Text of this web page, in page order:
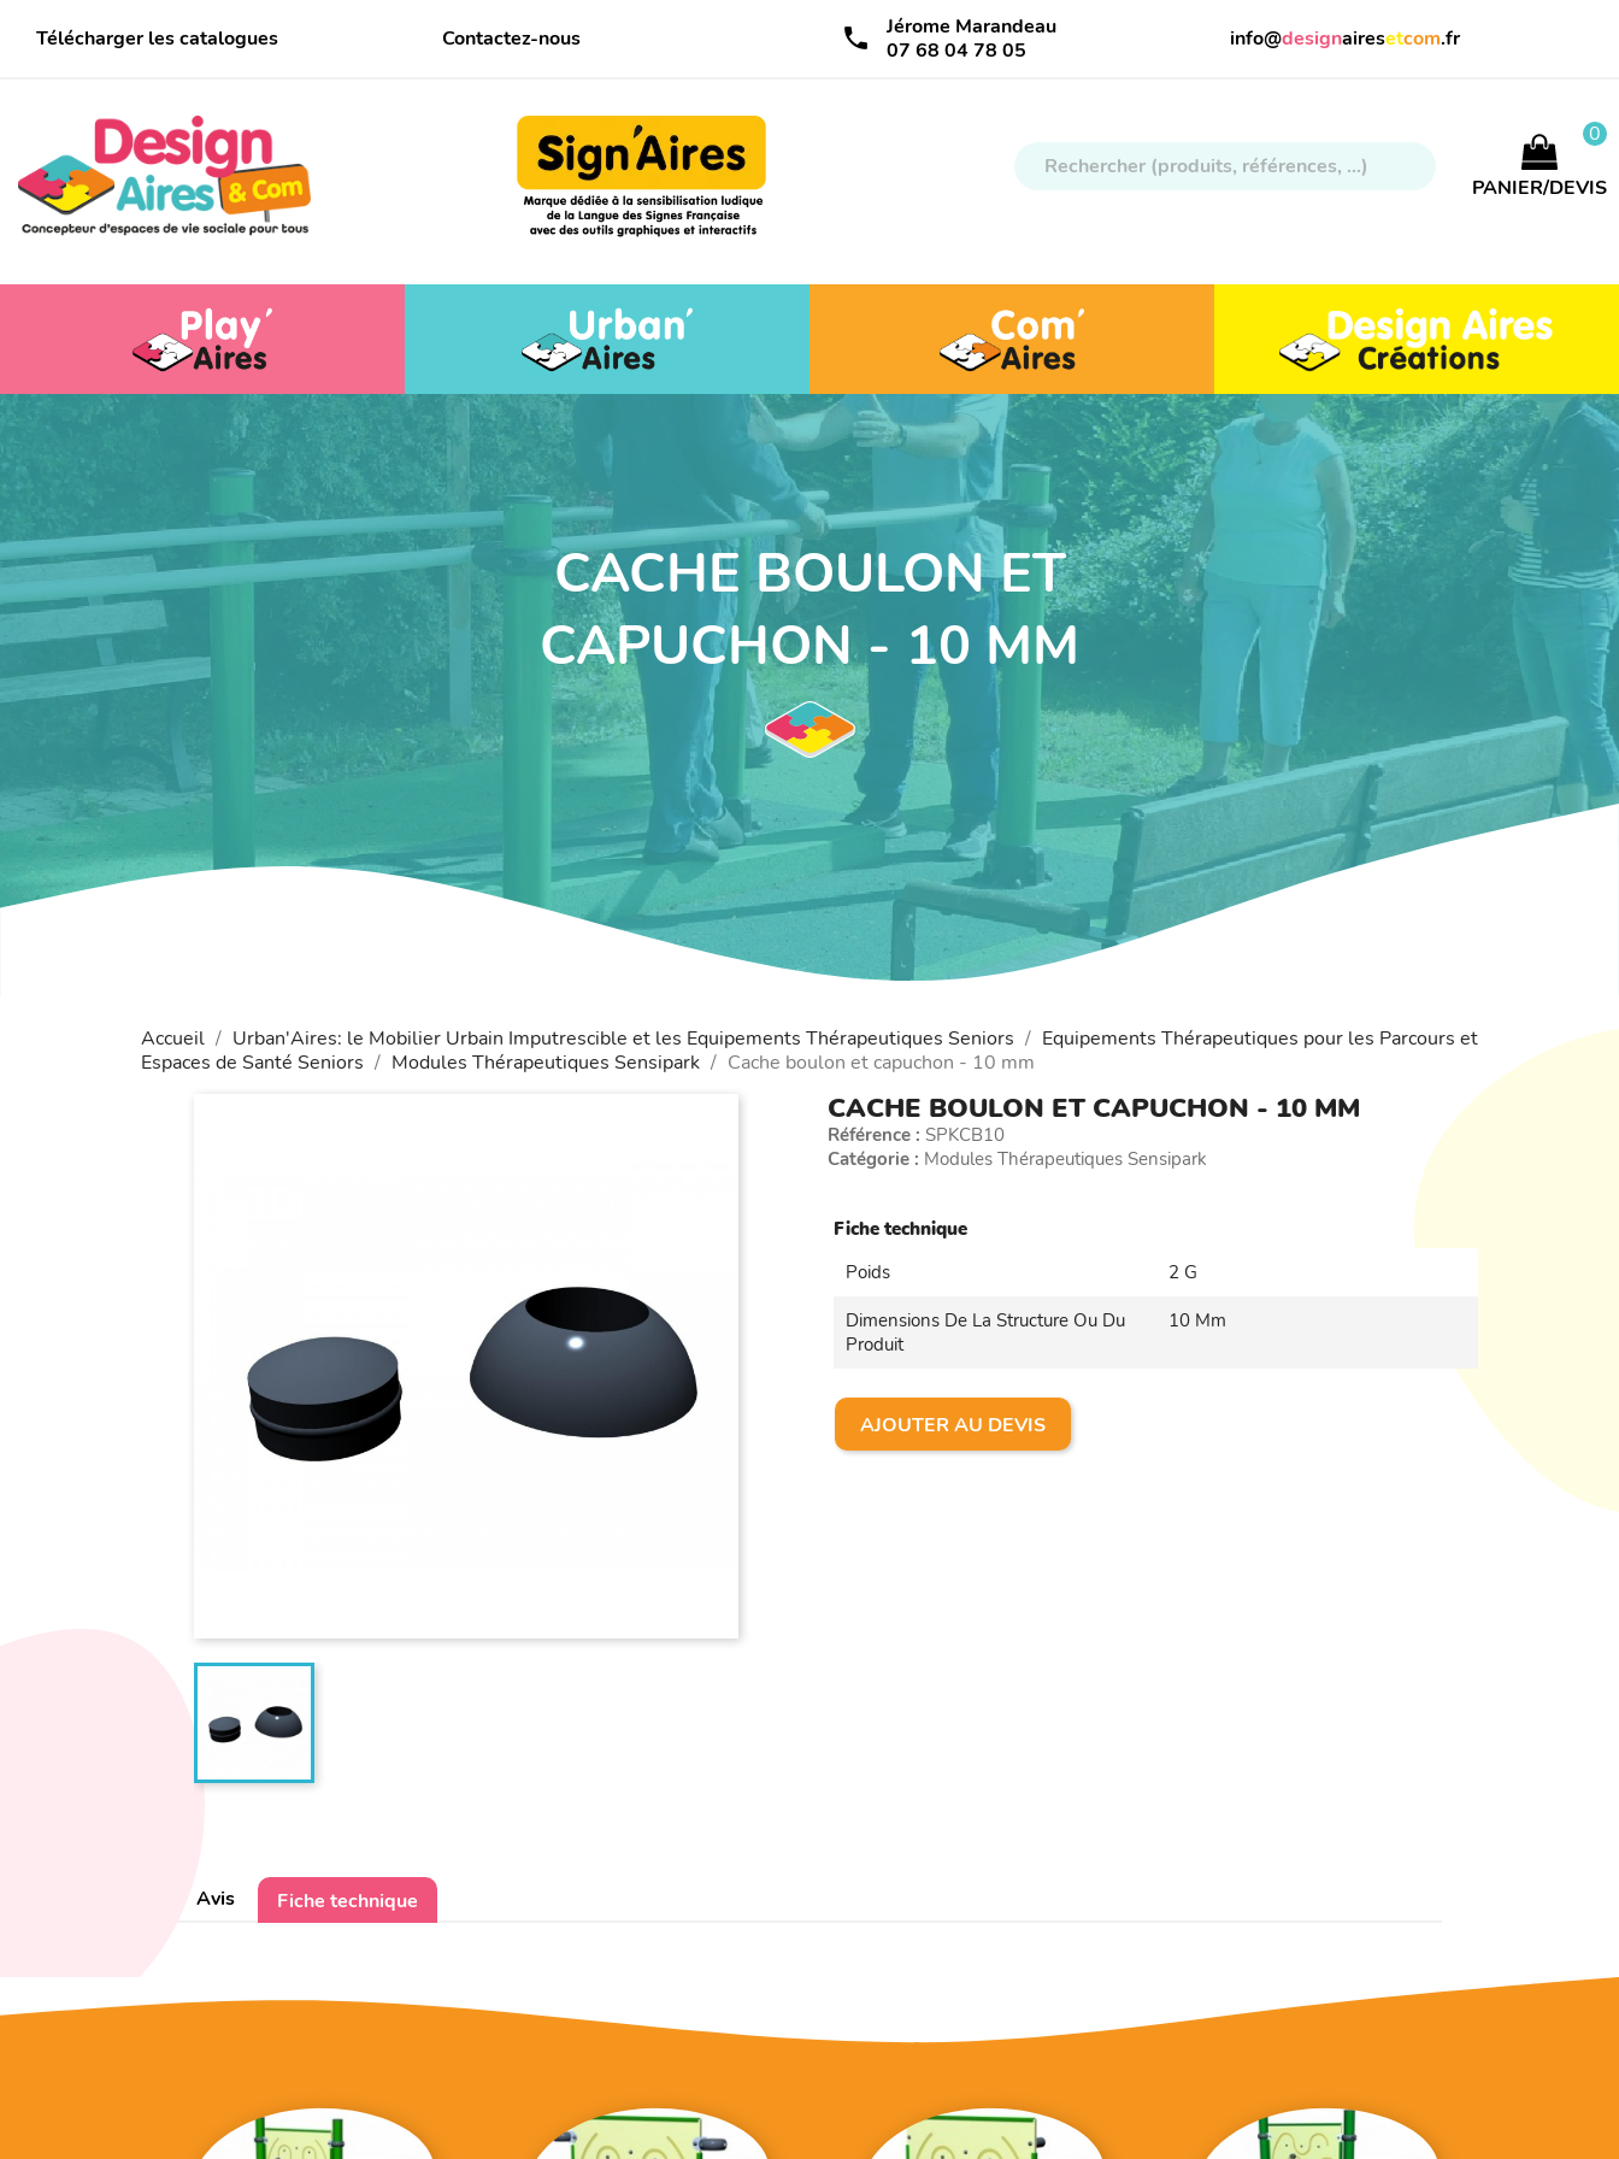
Télécharger les catalogues Contactez-nous call
Jérome Marandeau
07 68 04 78 05
info@designairesetcom.fr
0
PANIER/DEVIS
CACHE BOULON ET
CAPUCHON - 10 MM
Accueil Urban'Aires: le Mobilier Urbain Imputrescible et les Equipements Thérapeutiques Seniors
Equipements Thérapeutiques pour les Parcours et
Espaces de Santé Seniors
Modules Thérapeutiques Sensipark Cache boulon et capuchon - 10 mm
CACHE BOULON ET CAPUCHON - 10 MM
Référence : SPKCB10
Catégorie : Modules Thérapeutiques Sensipark
Fiche technique
Poids
2 G
Dimensions De La Structure Ou Du
Produit
10 Mm
AJOUTER AU DEVIS
Avis Fiche technique